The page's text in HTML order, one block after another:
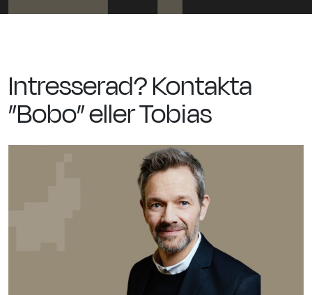
Intresserad? Kontakta
”Bobo” eller Tobias